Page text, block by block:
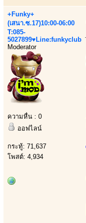
+Funky+
(เสนา.ซ.17)10:00-06:00
T:085-
5027899♥Line:funkyclub
Moderator
ความหื่น : 0
ออฟไลน์
กระทู้: 71,637
โพสต์: 4,934